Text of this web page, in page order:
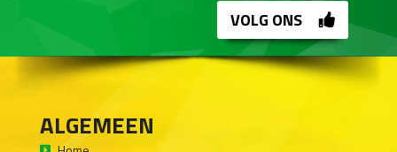
VOLG ONS
ALGEMEEN